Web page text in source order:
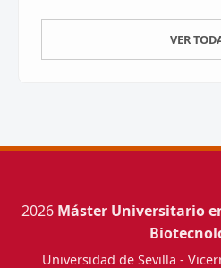
VER
2026 Máster Universitario
Universidad de Sevilla -